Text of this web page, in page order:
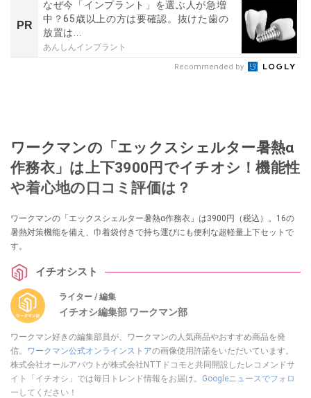
PR
なぜ今「インプラント」を選ぶ人が急増
中？65歳以上の方は要確認。抜けた歯の
放置は...
あんしんインプラント
Recommended by
ワークマンの「エックスシェルター暑熱α
作務衣」は上下3900円でイチオシ！機能性
や着心地の口コミ評価は？
ワークマンの「エックスシェルター暑熱α作務衣」は3900円（税込）。16の
暑熱対策機能を備え、巾着袋付きで持ち運びにも便利な超軽量上下セットで
す。
イチオシスト
ライター / 編集
イチオシ編集部 ワークマン部
ワークマン好きの編集部員が、ワークマンの人気商品やおすすめ商品を発
信。 ワークマン公式オンラインストアの画像使用許諾をいただいています。
株式会社オールアバウトが株式会社NTTドコモと共同開設したレコメンドサ
イト「イチオシ」では毎日トレンド情報をお届け。 Googleニュースでフォロ
ー してください！